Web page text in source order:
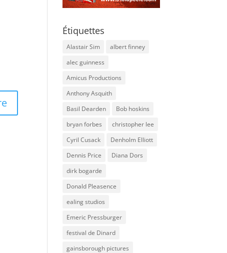
Étiquettes
Alastair Sim
albert finney
alec guinness
Amicus Productions
Anthony Asquith
Basil Dearden
Bob hoskins
bryan forbes
christopher lee
Cyril Cusack
Denholm Elliott
Dennis Price
Diana Dors
dirk bogarde
Donald Pleasence
ealing studios
Emeric Pressburger
festival de Dinard
gainsborough pictures